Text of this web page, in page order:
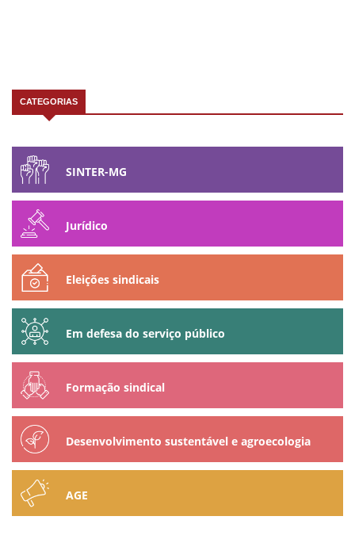
CATEGORIAS
SINTER-MG
Jurídico
Eleições sindicais
Em defesa do serviço público
Formação sindical
Desenvolvimento sustentável e agroecologia
AGE